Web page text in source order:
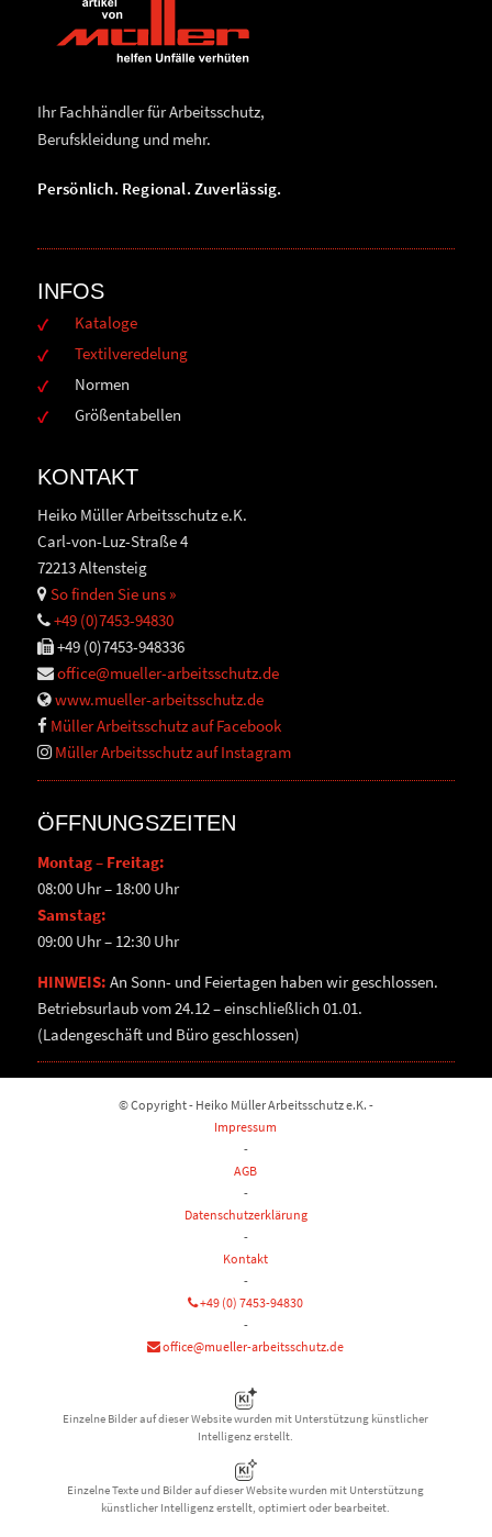
Ihr Fachhändler für Arbeitsschutz,
Berufskleidung und mehr.
Persönlich. Regional. Zuverlässig.
INFOS
Kataloge
Textilveredelung
Normen
Größentabellen
KONTAKT
Heiko Müller Arbeitsschutz e.K.
Carl-von-Luz-Straße 4
72213 Altensteig
So finden Sie uns »
+49 (0)7453-94830
+49 (0)7453-948336
office@mueller-arbeitsschutz.de
www.mueller-arbeitsschutz.de
Müller Arbeitsschutz auf Facebook
Müller Arbeitsschutz auf Instagram
ÖFFNUNGSZEITEN
Montag – Freitag:
08:00 Uhr – 18:00 Uhr
Samstag:
09:00 Uhr – 12:30 Uhr
HINWEIS: An Sonn- und Feiertagen haben wir geschlossen.
Betriebsurlaub vom 24.12 – einschließlich 01.01.
(Ladengeschäft und Büro geschlossen)
© Copyright - Heiko Müller Arbeitsschutz e.K. -
Impressum
-
AGB
-
Datenschutzerklärung
-
Kontakt
-
+49 (0) 7453-94830
-
office@mueller-arbeitsschutz.de
Einzelne Bilder auf dieser Website wurden mit Unterstützung künstlicher
Intelligenz erstellt.
Einzelne Texte und Bilder auf dieser Website wurden mit Unterstützung
künstlicher Intelligenz erstellt, optimiert oder bearbeitet.